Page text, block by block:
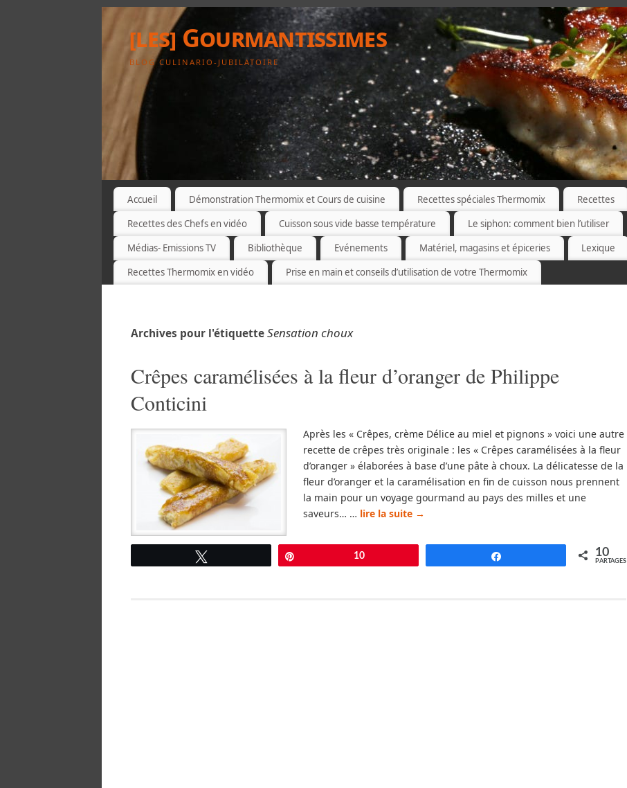
[les] Gourmantissimes
BLOG CULINARIO-JUBILATOIRE
Accueil Démonstration Thermomix et Cours de cuisine Recettes spéciales Thermomix Recettes
Recettes des Chefs en vidéo
Cuisson sous vide basse température Le siphon: comment bien l’utiliser
Médias- Emissions TV
Bibliothèque Evénements Matériel, magasins et épiceries Lexique
Recettes Thermomix en vidéo
Prise en main et conseils d’utilisation de votre Thermomix
Archives pour l'étiquetteSensation choux
Crêpes caramélisées à la fleur d’oranger de Philippe
Conticini
Après les « Crêpes, crème Délice au miel et pignons » voici une autre
recette de crêpes très originale : les « Crêpes caramélisées à la fleur
d’oranger » élaborées à base d’une pâte à choux. La délicatesse de la
fleur d’oranger et la caramélisation en fin de cuisson nous prennent
la main pour un voyage gourmand au pays des milles et une
saveurs… … lire la suite →
10 10
PARTAGES